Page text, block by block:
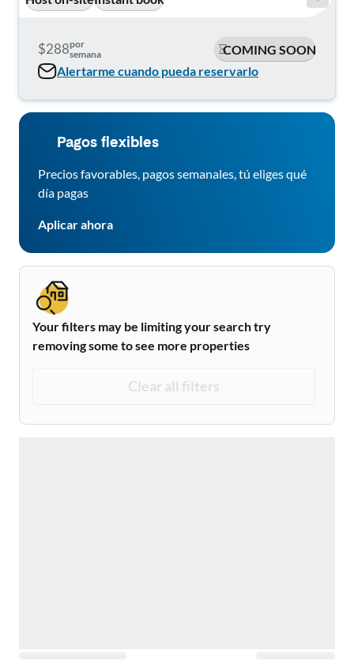
$288por
semana
COMING SOON
Alertarme cuando pueda reservarlo
Pagos flexibles
Precios favorables, pagos semanales, tú eliges qué
día pagas
Aplicar ahora
Your filters may be limiting your search try
removing some to see more properties
Clear all filters